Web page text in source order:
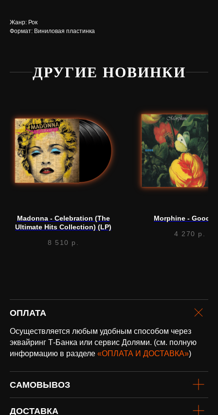
Жанр: Рок
Формат: Виниловая пластинка
ДРУГИЕ НОВИНКИ
Madonna - Celebration (The
Ultimate Hits Collection) (LP)
8 510 р.
Morphine - Good
4 270 р.
ОПЛАТА
Осуществляется любым удобным способом через
эквайринг Т-Банка или сервис Долями. (см. полную
информацию в разделе «ОПЛАТА И ДОСТАВКА»)
САМОВЫВОЗ
ДОСТАВКА
Нужна
помощь?
Напишите нам, мы ответим
на все вопросы и поможем
с заказом
доставка
Подробнее
Доставка по всей России и странам
СНГ